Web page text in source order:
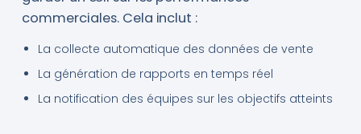
commerciales. Cela inclut :
La collecte automatique des données de vente
La génération de rapports en temps réel
La notification des équipes sur les objectifs atteints